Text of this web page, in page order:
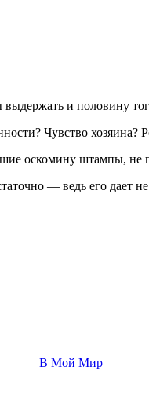
и половину
Чувство
оскомину штампы, не
— ведь его дает
В Мой Мир